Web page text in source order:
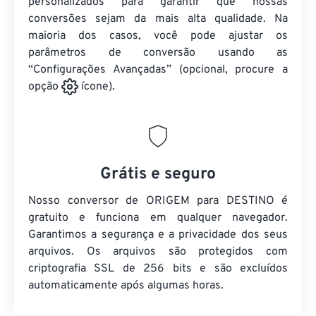
conversões sejam da mais alta qualidade. Na
maioria dos casos, você pode ajustar os
parâmetros de conversão usando as
“Configurações Avançadas” (opcional, procure a
opção
ícone).
Grátis e seguro
Nosso conversor de ORIGEM para DESTINO é
gratuito e funciona em qualquer navegador.
Garantimos a segurança e a privacidade dos seus
arquivos. Os arquivos são protegidos com
criptografia SSL de 256 bits e são excluídos
automaticamente após algumas horas.